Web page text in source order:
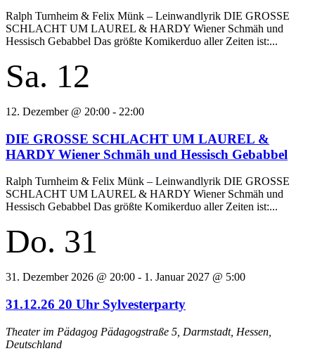
Ralph Turnheim & Felix Münk – Leinwandlyrik DIE GROSSE
SCHLACHT UM LAUREL & HARDY Wiener Schmäh und
Hessisch Gebabbel Das größte Komikerduo aller Zeiten ist:...
Sa. 12
12. Dezember @ 20:00 - 22:00
DIE GROSSE SCHLACHT UM LAUREL &
HARDY Wiener Schmäh und Hessisch Gebabbel
Ralph Turnheim & Felix Münk – Leinwandlyrik DIE GROSSE
SCHLACHT UM LAUREL & HARDY Wiener Schmäh und
Hessisch Gebabbel Das größte Komikerduo aller Zeiten ist:...
Do. 31
31. Dezember 2026 @ 20:00 - 1. Januar 2027 @ 5:00
31.12.26 20 Uhr Sylvesterparty
Theater im Pädagog Pädagogstraße 5, Darmstadt, Hessen,
Deutschland